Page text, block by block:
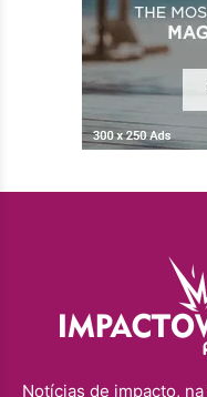
Notícias de impacto,